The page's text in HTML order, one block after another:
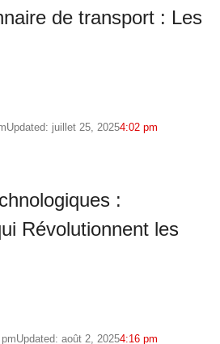
de transport : Les
Updated: juillet 25, 20254:02 pm
:
Révolutionnent les
Updated: août 2, 20254:16 pm